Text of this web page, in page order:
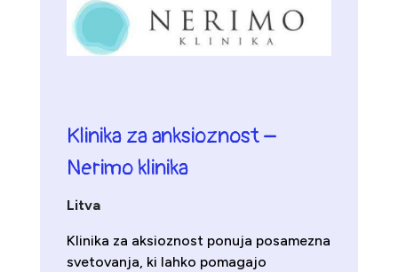
Klinika za anksioznost –
Nerimo klinika
Litva
Klinika za aksioznost ponuja posamezna
svetovanja, ki lahko pomagajo